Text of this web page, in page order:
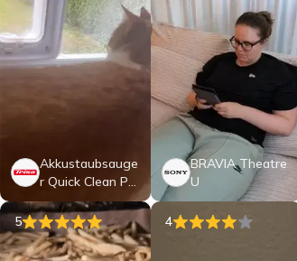
Akkustaubsauge
r Quick Clean Pro
f T2270
BRAVIA Theatre
U
5 4